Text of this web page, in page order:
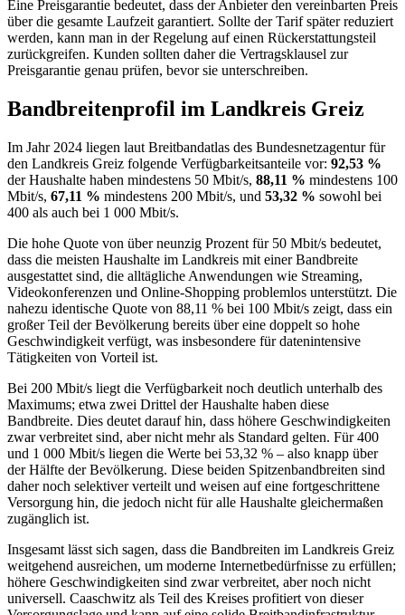
Eine Preisgarantie bedeutet, dass der Anbieter den vereinbarten Preis
über die gesamte Laufzeit garantiert. Sollte der Tarif später reduziert
werden, kann man in der Regelung auf einen Rückerstattungsteil
zurückgreifen. Kunden sollten daher die Vertragsklausel zur
Preisgarantie genau prüfen, bevor sie unterschreiben.
Bandbreitenprofil im Landkreis Greiz
Im Jahr 2024 liegen laut Breitbandatlas des Bundesnetzagentur für
den Landkreis Greiz folgende Verfügbarkeitsanteile vor: 92,53 %
der Haushalte haben mindestens 50 Mbit/s, 88,11 % mindestens 100
Mbit/s, 67,11 % mindestens 200 Mbit/s, und 53,32 % sowohl bei
400 als auch bei 1 000 Mbit/s.
Die hohe Quote von über neunzig Prozent für 50 Mbit/s bedeutet,
dass die meisten Haushalte im Landkreis mit einer Bandbreite
ausgestattet sind, die alltägliche Anwendungen wie Streaming,
Videokonferenzen und Online‑Shopping problemlos unterstützt. Die
nahezu identische Quote von 88,11 % bei 100 Mbit/s zeigt, dass ein
großer Teil der Bevölkerung bereits über eine doppelt so hohe
Geschwindigkeit verfügt, was insbesondere für datenintensive
Tätigkeiten von Vorteil ist.
Bei 200 Mbit/s liegt die Verfügbarkeit noch deutlich unterhalb des
Maximums; etwa zwei Drittel der Haushalte haben diese
Bandbreite. Dies deutet darauf hin, dass höhere Geschwindigkeiten
zwar verbreitet sind, aber nicht mehr als Standard gelten. Für 400
und 1 000 Mbit/s liegen die Werte bei 53,32 % – also knapp über
der Hälfte der Bevölkerung. Diese beiden Spitzenbandbreiten sind
daher noch selektiver verteilt und weisen auf eine fortgeschrittene
Versorgung hin, die jedoch nicht für alle Haushalte gleichermaßen
zugänglich ist.
Insgesamt lässt sich sagen, dass die Bandbreiten im Landkreis Greiz
weitgehend ausreichen, um moderne Internetbedürfnisse zu erfüllen;
höhere Geschwindigkeiten sind zwar verbreitet, aber noch nicht
universell. Caaschwitz als Teil des Kreises profitiert von dieser